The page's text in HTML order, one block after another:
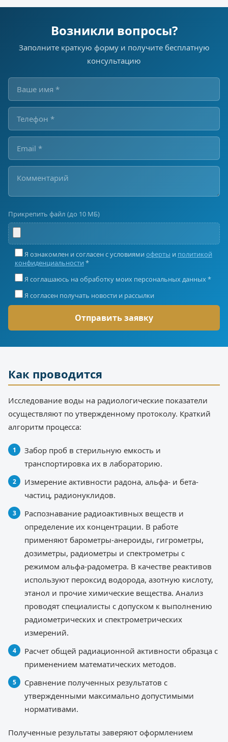
Возникли вопросы?
Заполните краткую форму и получите бесплатную
консультацию
Прикрепить файл (до 10 МБ)
Я ознакомлен и согласен с условиями оферты и политикой
конфиденциальности *
Я соглашаюсь на обработку моих персональных данных *
Я согласен получать новости и рассылки
Как проводится
Исследование воды на радиологические показатели
осуществляют по утвержденному протоколу. Краткий
алгоритм процесса:
Забор проб в стерильную емкость и
транспортировка их в лабораторию.
Измерение активности радона, альфа- и бета-
частиц, радионуклидов.
Распознавание радиоактивных веществ и
определение их концентрации. В работе
применяют барометры-анероиды, гигрометры,
дозиметры, радиометры и спектрометры с
режимом альфа-радометра. В качестве реактивов
используют пероксид водорода, азотную кислоту,
этанол и прочие химические вещества. Анализ
проводят специалисты с допуском к выполнению
радиометрических и спектрометрических
измерений.
Расчет общей радиационной активности образца с
применением математических методов.
Сравнение полученных результатов с
утвержденными максимально допустимыми
нормативами.
Полученные результаты заверяют оформлением